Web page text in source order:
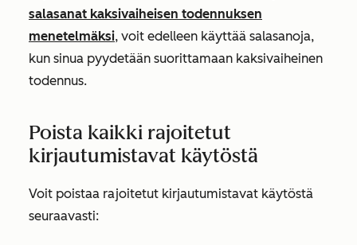
salasanat kaksivaiheisen todennuksen
menetelmäksi, voit edelleen käyttää salasanoja,
kun sinua pyydetään suorittamaan kaksivaiheinen
todennus.
Poista kaikki rajoitetut
kirjautumistavat käytöstä
Voit poistaa rajoitetut kirjautumistavat käytöstä
seuraavasti: